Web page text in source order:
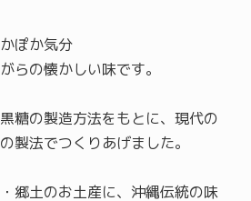
ぽか気分
らの懐かしい味です。
糖の製造方法をもとに、現代の
製法でつくりあげました。
郷土のお土産に、沖縄伝統の味